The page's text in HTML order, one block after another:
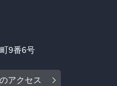
9番6号
アクセス